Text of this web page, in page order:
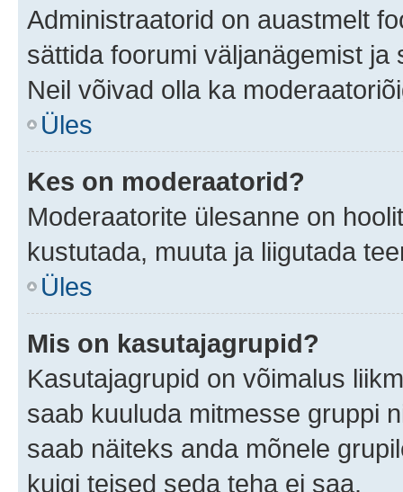
Administraatorid on auastmelt
sättida foorumi väljanägemist
Neil võivad olla ka
Üles
Kes on moderaatorid?
Moderaatorite ülesanne on
kustutada, muuta ja liigutada
Üles
Mis on kasutajagrupid?
Kasutajagrupid on võimalus
saab kuuluda mitmesse gruppi
saab näiteks anda mõnele
kuigi teised seda teha ei saa.